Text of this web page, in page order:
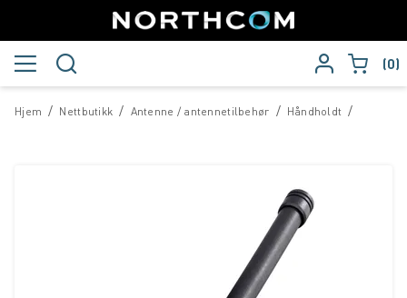
0
/
Hjem /
Nettbutikk /
Antenne / antennetilbehør /
Håndholdt